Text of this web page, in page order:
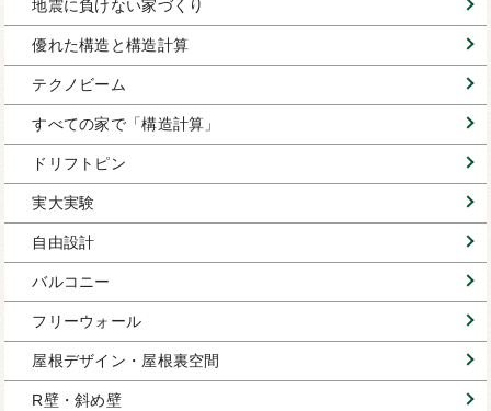
地震に負けない家づくり
優れた構造と構造計算
テクノビーム
すべての家で「構造計算」
ドリフトピン
実大実験
自由設計
バルコニー
フリーウォール
屋根デザイン・屋根裏空間
R壁・斜め壁